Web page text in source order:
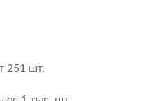
251 шт.